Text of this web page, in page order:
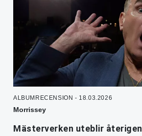
ALBUMRECENSION - 18.03.2026
Morrissey
Mästerverken uteblir återigen